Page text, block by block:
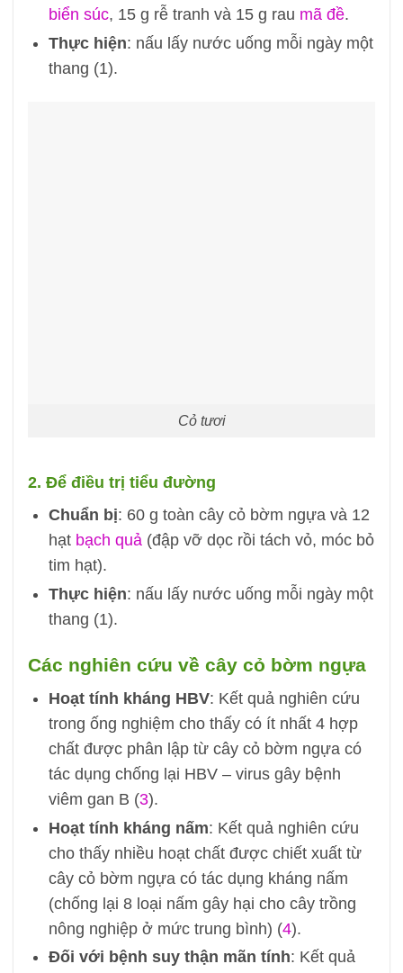
biển súc, 15 g rễ tranh và 15 g rau mã đề.
Thực hiện: nấu lấy nước uống mỗi ngày một
thang (1).
Cỏ tươi
2. Để điều trị tiểu đường
Chuẩn bị: 60 g toàn cây cỏ bờm ngựa và 12
hạt bạch quả(đập vỡ dọc rồi tách vỏ, móc bỏ
tim hạt).
Thực hiện: nấu lấy nước uống mỗi ngày một
thang (1).
Các nghiên cứu về cây cỏ bờm ngựa
Hoạt tính kháng HBV: Kết quả nghiên cứu
trong ống nghiệm cho thấy có ít nhất 4 hợp
chất được phân lập từ cây cỏ bờm ngựa có
tác dụng chống lại HBV – virus gây bệnh
viêm gan B (3).
Hoạt tính kháng nấm: Kết quả nghiên cứu
cho thấy nhiều hoạt chất được chiết xuất từ
cây cỏ bờm ngựa có tác dụng kháng nấm
(chống lại 8 loại nấm gây hại cho cây trồng
nông nghiệp ở mức trung bình) (4).
Đối với bệnh suy thận mãn tính: Kết quả